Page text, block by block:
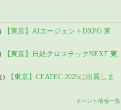
【東京】AIエージェントDXPO 東
【東京】日経クロステックNEXT 東
)
【東京】CEATEC 2026に出展しま
イベント情報一覧